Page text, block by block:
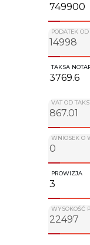
PODATEK
TAKSA
VAT OD
WNIOSEK O
PROWIZJA
WYSOKOŚĆ